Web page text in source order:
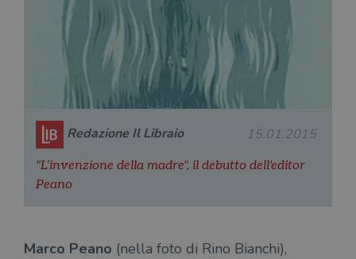
Redazione Il Libraio 15.01.2015
"L’invenzione della madre", il debutto dell'editor
Peano
Marco Peano (nella foto di Rino Bianchi),